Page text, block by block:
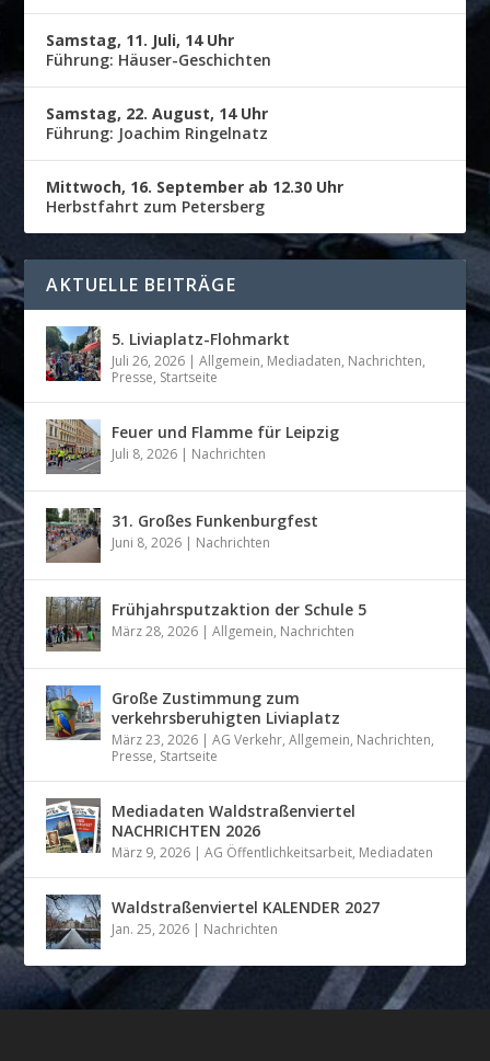
Samstag, 11. Juli, 14 Uhr
Führung: Häuser-Geschichten
Samstag, 22. August, 14 Uhr
Führung: Joachim Ringelnatz
Mittwoch, 16. September ab 12.30 Uhr
Herbstfahrt zum Petersberg
AKTUELLE BEITRÄGE
5. Liviaplatz-Flohmarkt
Juli 26, 2026 |Allgemein, Mediadaten, Nachrichten,
Presse, Startseite
Feuer und Flamme für Leipzig
Juli 8, 2026 | Nachrichten
31. Großes Funkenburgfest
Juni 8, 2026 | Nachrichten
Frühjahrsputzaktion der Schule 5
März 28, 2026 |Allgemein, Nachrichten
Große Zustimmung zum
verkehrsberuhigten Liviaplatz
März 23, 2026 |AG Verkehr,Allgemein, Nachrichten,
Presse, Startseite
Mediadaten Waldstraßenviertel
NACHRICHTEN 2026
März 9, 2026 |AG Öffentlichkeitsarbeit, Mediadaten
Waldstraßenviertel KALENDER 2027
Jan. 25, 2026 | Nachrichten